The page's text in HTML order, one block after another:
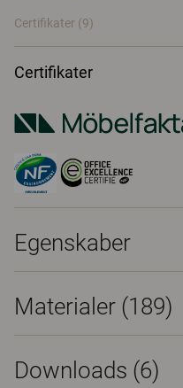
Certifikater (9)
Certifikater
Egenskaber
Materialer (189)
Downloads (6)